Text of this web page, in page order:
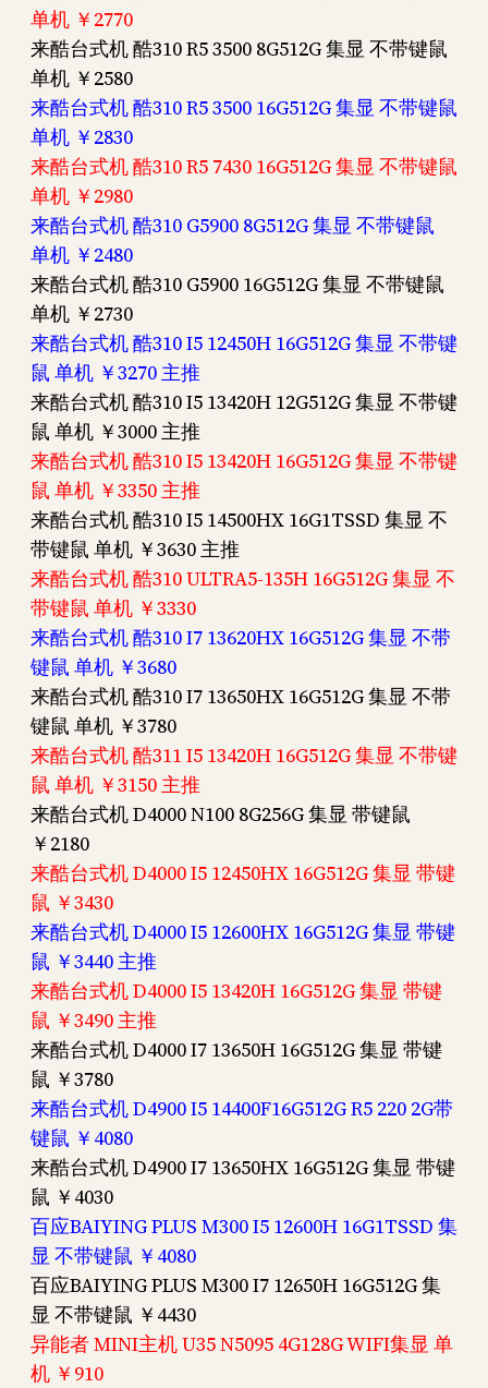
单机 ￥2770
来酷台式机 酷310 R5 3500 8G512G 集显 不带键鼠
单机 ￥2580
来酷台式机 酷310 R5 3500 16G512G 集显 不带键鼠
单机 ￥2830
来酷台式机 酷310 R5 7430 16G512G 集显 不带键鼠
单机 ￥2980
来酷台式机 酷310 G5900 8G512G 集显 不带键鼠
单机 ￥2480
来酷台式机 酷310 G5900 16G512G 集显 不带键鼠
单机 ￥2730
来酷台式机 酷310 I5 12450H 16G512G 集显 不带键
鼠 单机 ￥3270 主推
来酷台式机 酷310 I5 13420H 12G512G 集显 不带键
鼠 单机 ￥3000 主推
来酷台式机 酷310 I5 13420H 16G512G 集显 不带键
鼠 单机 ￥3350 主推
来酷台式机 酷310 I5 14500HX 16G1TSSD 集显 不
带键鼠 单机 ￥3630 主推
来酷台式机 酷310 ULTRA5-135H 16G512G 集显 不
带键鼠 单机 ￥3330
来酷台式机 酷310 I7 13620HX 16G512G 集显 不带
键鼠 单机 ￥3680
来酷台式机 酷310 I7 13650HX 16G512G 集显 不带
键鼠 单机 ￥3780
来酷台式机 酷311 I5 13420H 16G512G 集显 不带键
鼠 单机 ￥3150 主推
来酷台式机 D4000 N100 8G256G 集显 带键鼠
￥2180
来酷台式机 D4000 I5 12450HX 16G512G 集显 带键
鼠 ￥3430
来酷台式机 D4000 I5 12600HX 16G512G 集显 带键
鼠 ￥3440 主推
来酷台式机 D4000 I5 13420H 16G512G 集显 带键
鼠 ￥3490 主推
来酷台式机 D4000 I7 13650H 16G512G 集显 带键
鼠 ￥3780
来酷台式机 D4900 I5 14400F16G512G R5 220 2G带
键鼠 ￥4080
来酷台式机 D4900 I7 13650HX 16G512G 集显 带键
鼠 ￥4030
百应BAIYING PLUS M300 I5 12600H 16G1TSSD 集
显 不带键鼠 ￥4080
百应BAIYING PLUS M300 I7 12650H 16G512G 集
显 不带键鼠 ￥4430
异能者 MINI主机 U35 N5095 4G128G WIFI集显 单
机 ￥910